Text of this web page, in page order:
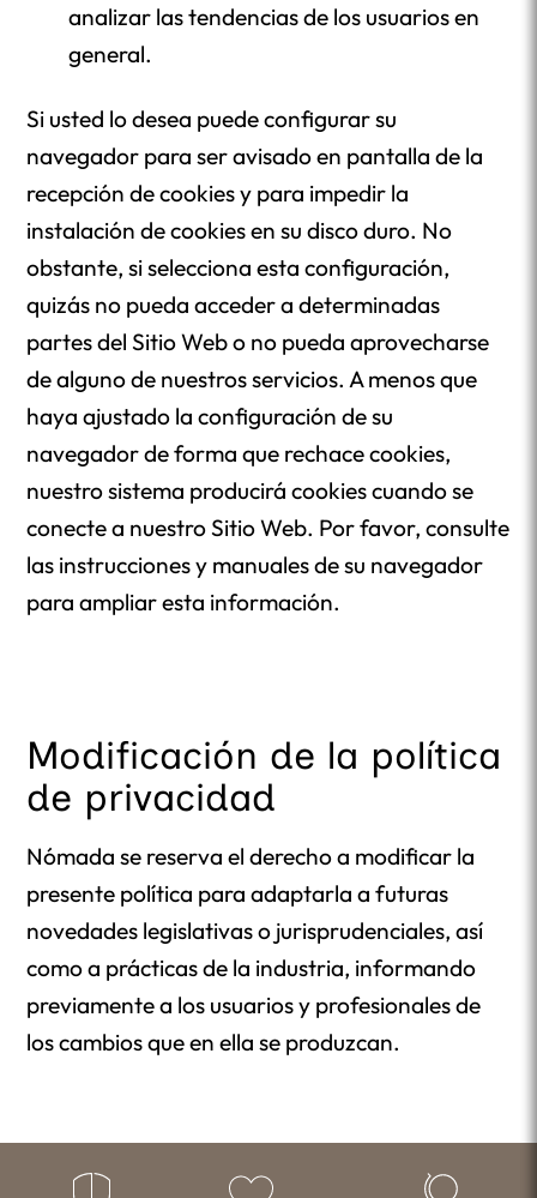
analizar las tendencias de los usuarios en
general.
Si usted lo desea puede configurar su
navegador para ser avisado en pantalla de la
recepción de cookies y para impedir la
instalación de cookies en su disco duro. No
obstante, si selecciona esta configuración,
quizás no pueda acceder a determinadas
partes del Sitio Web o no pueda aprovecharse
de alguno de nuestros servicios. A menos que
haya ajustado la configuración de su
navegador de forma que rechace cookies,
nuestro sistema producirá cookies cuando se
conecte a nuestro Sitio Web. Por favor, consulte
las instrucciones y manuales de su navegador
para ampliar esta información.
Modificación de la política
de privacidad
Nómada se reserva el derecho a modificar la
presente política para adaptarla a futuras
novedades legislativas o jurisprudenciales, así
como a prácticas de la industria, informando
previamente a los usuarios y profesionales de
los cambios que en ella se produzcan.